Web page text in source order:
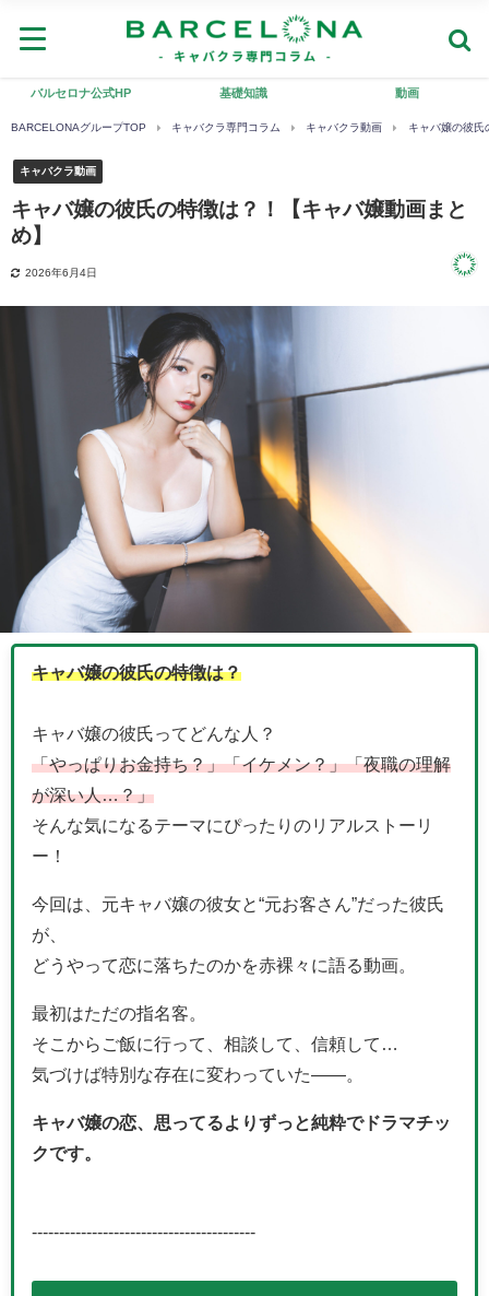
バルセロナ公式HP 基礎知識 動画
BARCELONAグループTOP キャバクラ専門コラム キャバクラ動画 キャバ嬢の彼氏
キャバクラ動画
キャバ嬢の彼氏の特徴は？！【キャバ嬢動画まと
め】
2026年6月4日
キャバ嬢の彼氏の特徴は？
キャバ嬢の彼氏ってどんな人？
「やっぱりお金持ち？」「イケメン？」「夜職の理解
が深い人…？」
そんな気になるテーマにぴったりのリアルストーリ
ー！
今回は、元キャバ嬢の彼女と“元お客さん”だった彼氏
が、
どうやって恋に落ちたのかを赤裸々に語る動画。
最初はただの指名客。
そこからご飯に行って、相談して、信頼して…
気づけば特別な存在に変わっていた——。
キャバ嬢の恋、思ってるよりずっと純粋でドラマチッ
クです。
-----------------------------------------